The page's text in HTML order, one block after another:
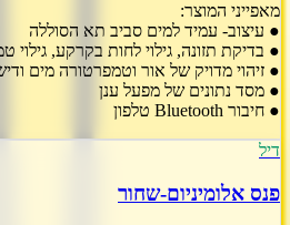
מאפייני המוצר:
● עיצוב- עמיד למים סביב תא הסוללה
● בדיקת תזונה, גילוי לחות בקרקע, גילוי
● זיהוי מדויק של אור וטמפרטורה מים
● מסד נתונים של מפעל ענן
● חיבור Bluetooth טלפון
דיל
פנס אלומיניום-שחור